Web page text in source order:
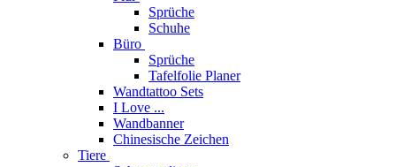
Sprüche
Schuhe
Büro
Sprüche
Tafelfolie Planer
Wandtattoo Sets
I Love ...
Wandbanner
Chinesische Zeichen
Tiere